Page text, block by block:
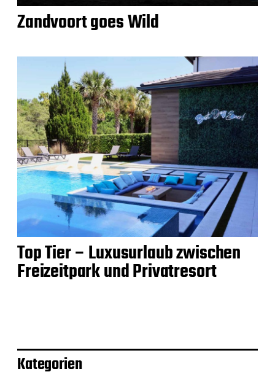
Zandvoort goes Wild
Top Tier – Luxusurlaub zwischen
Freizeitpark und Privatresort
Kategorien